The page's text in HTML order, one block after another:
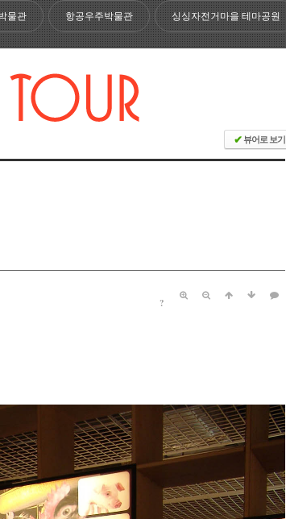
물관 항공우주박물관 싱싱자전거마을 테마공원
✔뷰어로 보기
?